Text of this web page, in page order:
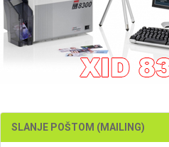
SLANJE POŠTOM (MAILING)